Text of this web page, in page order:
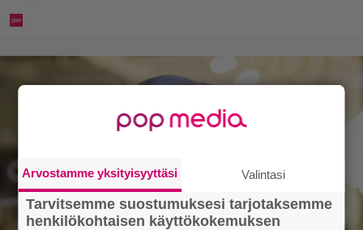
Arvostamme yksityisyyttäsi Valintasi
Tarvitsemme suostumuksesi tarjotaksemme
henkilökohtaisen käyttökokemuksen